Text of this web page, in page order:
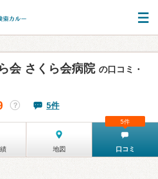
会 さくら会病院 の口コミ・
？ 5件
地図 口コミ
5件